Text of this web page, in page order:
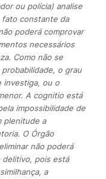
ou polícia) analise
fato constante da
poderá comprovar
necessários
Como não se
o grau
investiga, ou o
A cognitio está
impossibilidade de
plenitude a
O Órgão
não poderá
delitivo, pois está
a